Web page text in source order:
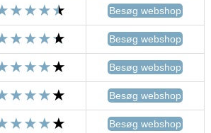
Besøg webshop
Besøg webshop
Besøg webshop
Besøg webshop
Besøg webshop